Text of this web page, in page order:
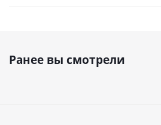
Ранее вы смотрели